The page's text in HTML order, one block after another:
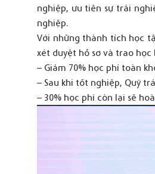
nghiệp, ưu tiên sự trải
nghiệp.
Với những thành tích học
xét duyệt hồ sơ và trao học
– Giảm 70% học phí toàn
– Sau khi tốt nghiệp, Quỹ
– 30% học phí còn lại sẽ